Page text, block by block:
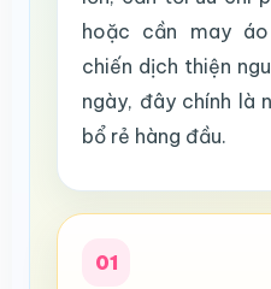
hoặc cần may
chiến dịch thiện
ngày, đây chính là
bổ rẻ hàng đầu.
01